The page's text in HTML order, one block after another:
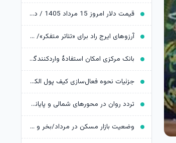
قیمت دلار امروز 15 مرداد 1405 / دلار ۴ هزار تومان ریخت
آرزوهای ایرج راد برای «تئاتر متفکر»/ «آبجی‌ها و آقاجان» روی صحنه می‌رود
بانک مرکزی امکان استفادۀ واردکنندگان دارو از اوراق گام را تا پایان امسال تمدید کرد
جزئیات نحوه فعال‌سازی کیف پول الکترونیک
تردد روان در محورهای شمالی و پایانه‌های مرزی اربعین
وضعیت بازار مسکن در مرداد/بخر و بفروش‌ها دست از کار کشیدند